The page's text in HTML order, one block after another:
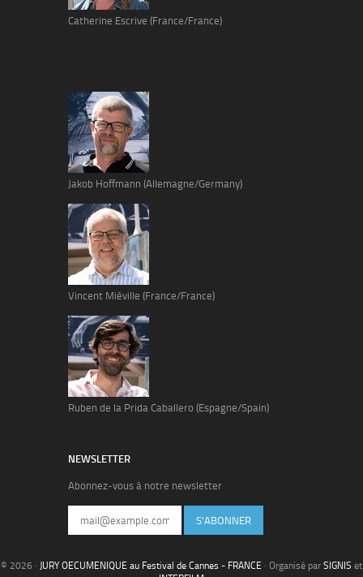
Catherine Escrive (France/France)
Jakob Hoffmann (Allemagne/Germany)
Vincent Miéville (France/France)
Ruben de la Prida Caballero (Espagne/Spain)
NEWSLETTER
Abonnez-vous à notre newsletter
S'ABONNER
© 2026 · JURY OECUMENIQUE au Festival de Cannes - FRANCE · Organisé par SIGNIS et